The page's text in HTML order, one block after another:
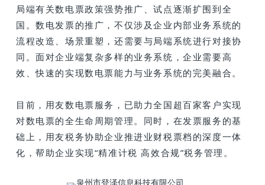
局端有关数电票政策强势推广、试点逐渐扩围到全
国。数电发票的推广，不仅涉及企业内部业务系统的
流程改造、场景重塑，还需要与局端系统进行对接协
同。面对企业端复杂多样的业务系统，企业需要高
效、快速的实现数电票能力与业务系统的完美融合。
目前，用友数电票服务，已助力全国超百家客户实现
对数电票的全生命周期管理。同时，在发票服务的基
础上，用友税务协助企业推进业财税票档的深度一体
化，帮助企业实现“精准计税 高效合规”税务管理。